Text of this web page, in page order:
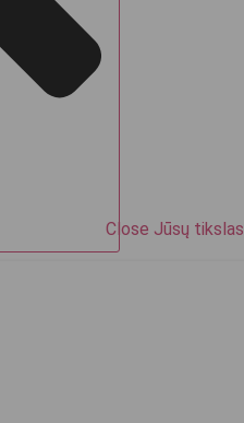
Close Jūsų tikslas